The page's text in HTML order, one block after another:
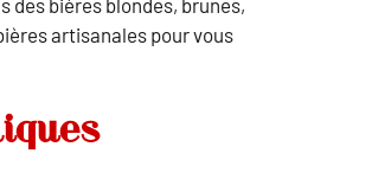
artisanales pour vous